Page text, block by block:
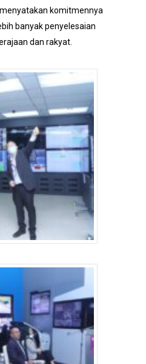
komitmennya
banyak penyelesaian
dan rakyat.